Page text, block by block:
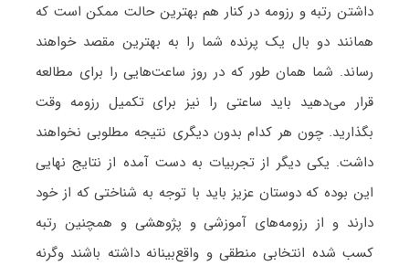
داشتن رتبه و رزومه در کنار هم بهترین حالت ممکن است که
همانند دو بال یک پرنده شما را به بهترین مقصد خواهند
رساند. شما همان طور که در روز ساعت‌هایی را برای مطالعه
قرار می‌دهید باید ساعتی را نیز برای تکمیل رزومه وقت
بگذارید. چون هر کدام بدون دیگری نتیجه مطلوبی نخواهند
داشت. یکی دیگر از تجربیات به دست آمده از نتایج نهایی
این بوده که دوستان عزیز باید با توجه به شناختی که از خود
دارند و از رزومه‌های آموزشی و پژوهشی و همچنین رتبه
کسب شده انتخابی منطقی و واقع‌بینانه داشته باشند وگرنه